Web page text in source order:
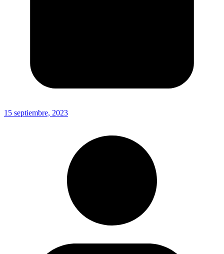
15 septiembre, 2023